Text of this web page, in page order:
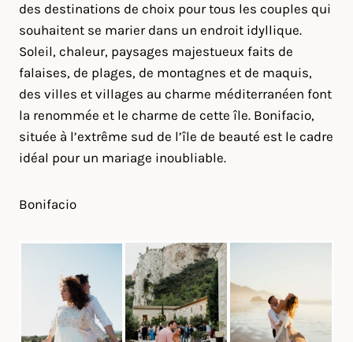
des destinations de choix pour tous les couples qui
souhaitent se marier dans un endroit idyllique.
Soleil, chaleur, paysages majestueux faits de
falaises, de plages, de montagnes et de maquis,
des villes et villages au charme méditerranéen font
la renommée et le charme de cette île. Bonifacio,
située à l’extrême sud de l’île de beauté est le cadre
idéal pour un mariage inoubliable.
Bonifacio